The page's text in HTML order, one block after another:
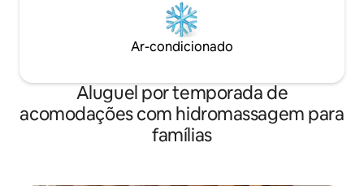
Ar-condicionado
Aluguel por temporada de
acomodações com hidromassagem para
famílias